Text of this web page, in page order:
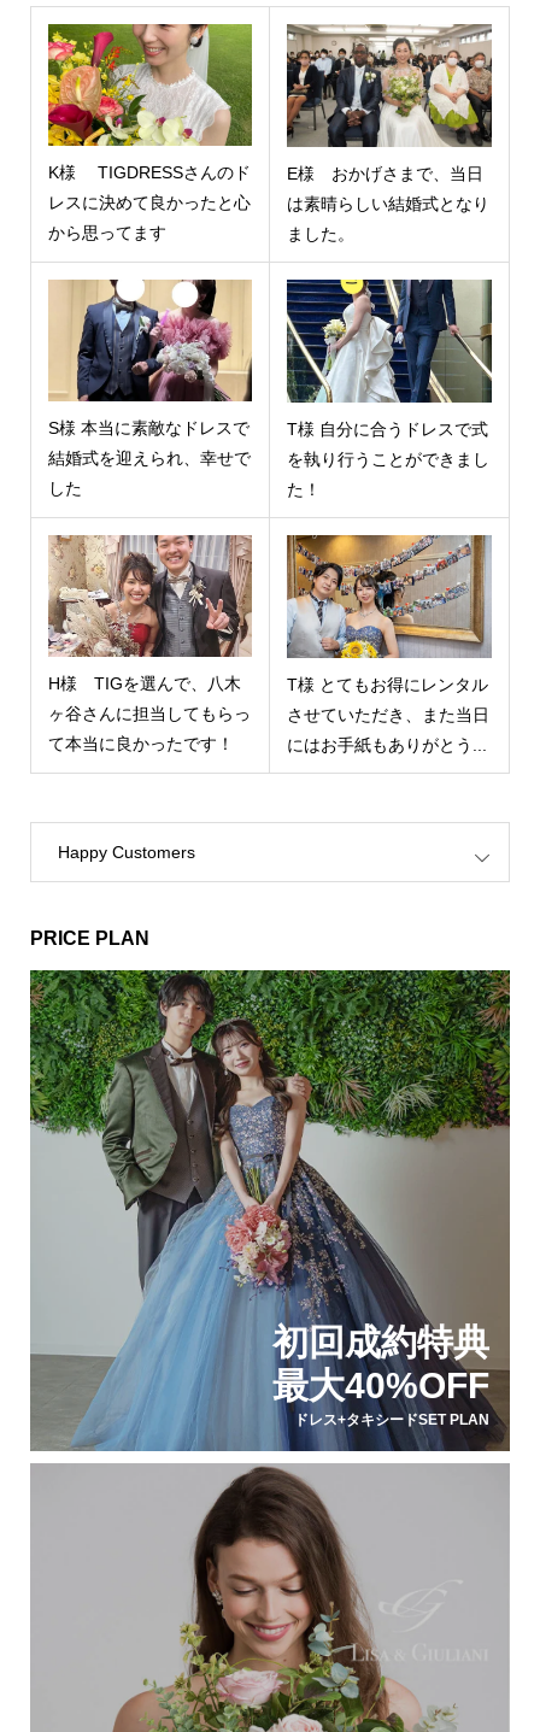
K様 TIGDRESSさんのド
レスに決めて良かったと心
から思ってます
E様 おかげさまで、当日
は素晴らしい結婚式となり
ました。
S様 本当に素敵なドレスで
結婚式を迎えられ、幸せで
した
T様 自分に合うドレスで式
を執り行うことができまし
た！
H様 TIGを選んで、八木
ヶ谷さんに担当してもらっ
て本当に良かったです！
T様 とてもお得にレンタル
させていただき、また当日
にはお手紙もありがとう...
Happy Customers
PRICE PLAN
初回成約特典
最大40%OFF
ドレス+タキシードSET PLAN